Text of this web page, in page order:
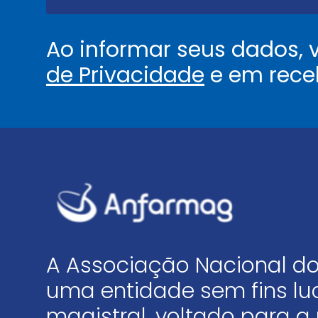
Ao informar seus
de Privacidade e em
A Associação Nacional
uma entidade sem fins